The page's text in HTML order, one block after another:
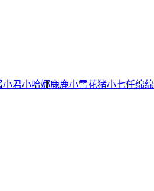
小君小哈娜鹿鹿小雪花猪小七任绵绵